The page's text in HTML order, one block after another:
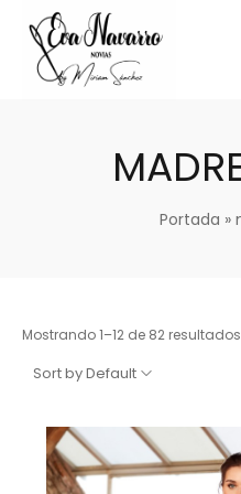
Portada »
Mostrando 1–12 de 82 resultados
Sort by Default